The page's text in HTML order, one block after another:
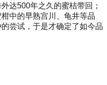
达500年之久的蜜桔带回；
中的早熟宫川、龟井等品
尝试，于是才确定了如今品